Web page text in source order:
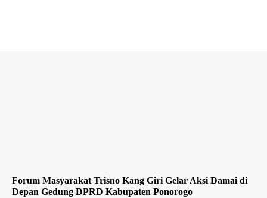
Forum Masyarakat Trisno Kang Giri Gelar Aksi Damai di
Depan Gedung DPRD Kabupaten Ponorogo